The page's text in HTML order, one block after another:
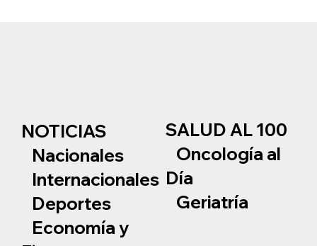
NOTICIAS
Nacionales
Internacionales
Deportes
Economía y
SALUD AL 100
Oncología al
Día
Geriatría